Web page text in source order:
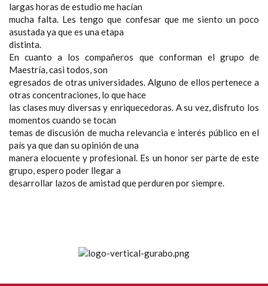
largas horas de estudio me hacían
mucha falta. Les tengo que confesar que me siento un poco
asustada ya que es una etapa
distinta.
En cuanto a los compañeros que conforman el grupo de
Maestría, casi todos, son
egresados de otras universidades. Alguno de ellos pertenece a
otras concentraciones, lo que hace
las clases muy diversas y enriquecedoras. A su vez, disfruto los
momentos cuando se tocan
temas de discusión de mucha relevancia e interés público en el
país ya que dan su opinión de una
manera elocuente y profesional. Es un honor ser parte de este
grupo, espero poder llegar a
desarrollar lazos de amistad que perduren por siempre.